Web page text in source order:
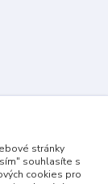
stránky
souhlasíte s
cookies pro